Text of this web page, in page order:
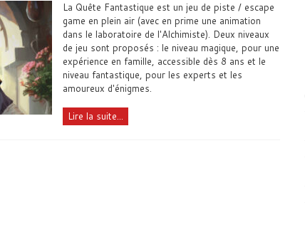
La Quête Fantastique est un jeu de piste / escape
game en plein air (avec en prime une animation
dans le laboratoire de l'Alchimiste). Deux niveaux
de jeu sont proposés : le niveau magique, pour une
expérience en famille, accessible dès 8 ans et le
niveau fantastique, pour les experts et les
amoureux d'énigmes.
Lire la suite...